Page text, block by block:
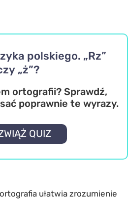
polskiego. „Rz”
„ż”?
ortografii? Sprawdź,
poprawnie te wyrazy.
QUIZ
ułatwia zrozumienie